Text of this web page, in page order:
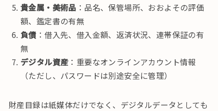
貴金属・美術品 ：品名、保管場所、おおよその評価
額、鑑定書の有無
負債 ：借入先、借入金額、返済状況、連帯保証の有
無
デジタル資産：重要なオンラインアカウント情報
（ただし、パスワードは別途安全に管理）
財産目録は紙媒体だけでなく、デジタルデータとしても